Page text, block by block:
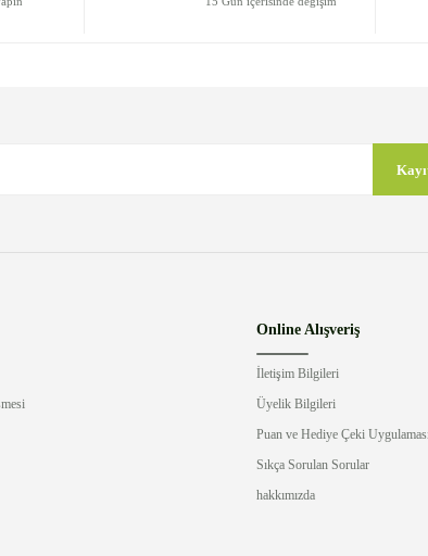
Online Alışveriş
İletişim Bilgileri
Üyelik Bilgileri
Puan ve Hediye Çeki
Sıkça Sorulan Sorular
hakkımızda